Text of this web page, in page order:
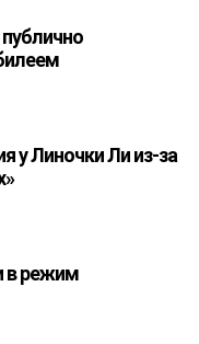
у Линочки Ли из-за
в режим